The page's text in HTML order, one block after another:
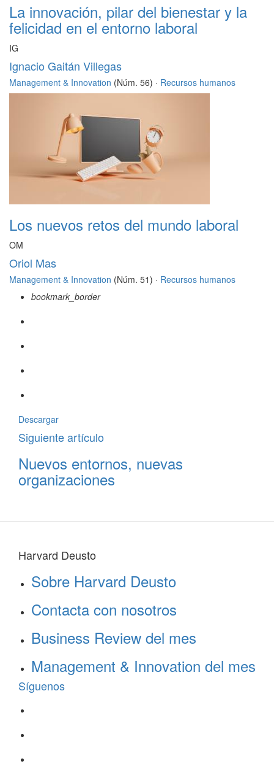
La innovación, pilar del bienestar y la
felicidad en el entorno laboral
IG
Ignacio Gaitán Villegas
Management & Innovation (Núm. 56) · Recursos humanos
Los nuevos retos del mundo laboral
OM
Oriol Mas
Management & Innovation (Núm. 51) · Recursos humanos
bookmark_border
Descargar
Siguiente artículo
Nuevos entornos, nuevas
organizaciones
Harvard Deusto
Sobre Harvard Deusto
Contacta con nosotros
Business Review del mes
Management & Innovation del mes
Síguenos